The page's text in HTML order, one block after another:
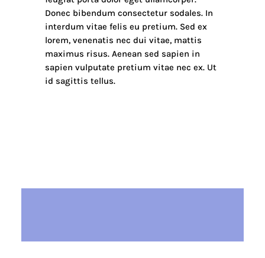
Donec bibendum consectetur sodales. In
interdum vitae felis eu pretium. Sed ex
lorem, venenatis nec dui vitae, mattis
maximus risus. Aenean sed sapien in
sapien vulputate pretium vitae nec ex. Ut
id sagittis tellus.